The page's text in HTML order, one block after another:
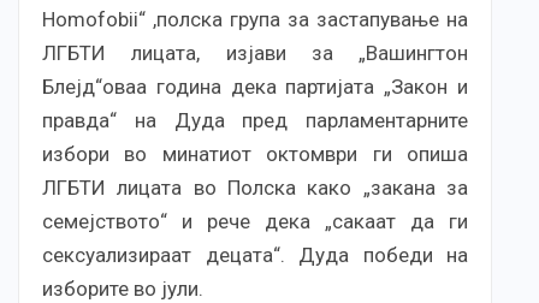
Homofobii“ ,полска група за застапување на
ЛГБТИ лицата, изјави за „Вашингтон
Блејд“оваа година дека партијата „Закон и
правда“ на Дуда пред парламентарните
избори во минатиот октомври ги опиша
ЛГБТИ лицата во Полска како „закана за
семејството“ и рече дека „сакаат да ги
сексуализираат децата“. Дуда победи на
изборите во јули.